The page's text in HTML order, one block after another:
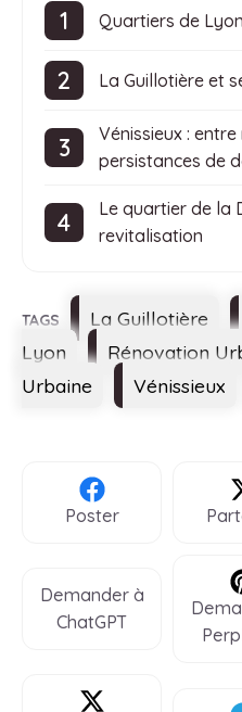
Quartiers de
La Guillotière et
Vénissieux :
persistances de
Le quartier de la
revitalisation
Étiquettes
La Guillotière
Lyon
Rénovation
Urbaine
Vénissieux
Poster
Demander à
ChatGPT